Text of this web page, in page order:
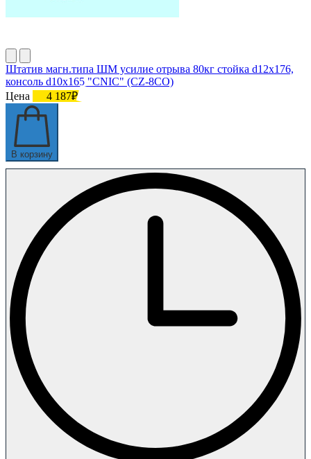
Штатив магн.типа ШМ усилие отрыва 80кг стойка d12х176,
консоль d10х165 "CNIC" (CZ-8СO)
Цена
4 187₽
В корзину